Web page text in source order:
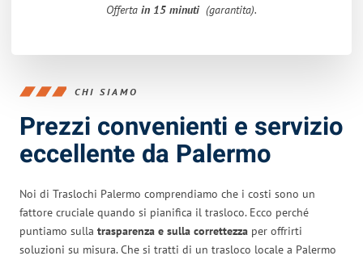
Offerta in 15 minuti (garantita).
CHI SIAMO
Prezzi convenienti e servizio
eccellente da Palermo
Noi di Traslochi Palermo comprendiamo che i costi sono un
fattore cruciale quando si pianifica il trasloco. Ecco perché
puntiamo sulla trasparenza e sulla correttezza per offrirti
soluzioni su misura. Che si tratti di un trasloco locale a Palermo